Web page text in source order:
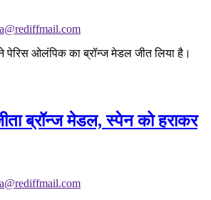
ने पेरिस ओलंपिक का ब्रॉन्ज मेडल जीत लिया है।
ब्रॉन्ज मेडल, स्पेन को हराकर